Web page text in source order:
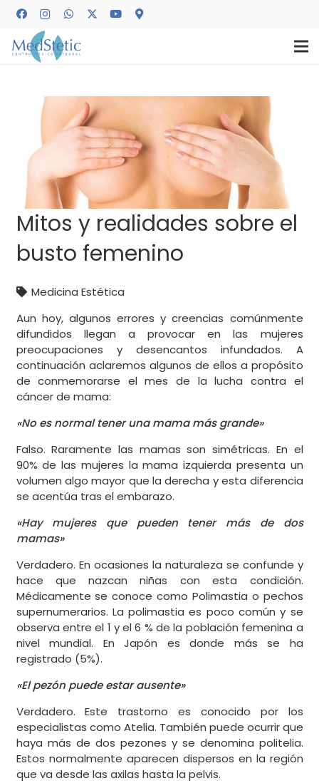
Mitos y realidades sobre el
busto femenino
Medicina Estética
Aun hoy, algunos errores y creencias comúnmente
difundidos llegan a provocar en las mujeres
preocupaciones y desencantos infundados. A
continuación aclaremos algunos de ellos a propósito
de conmemorarse el mes de la lucha contra el
cáncer de mama:
«No es normal tener una mama más grande»
Falso. Raramente las mamas son simétricas. En el
90% de las mujeres la mama izquierda presenta un
volumen algo mayor que la derecha y esta diferencia
se acentúa tras el embarazo.
«Hay mujeres que pueden tener más de dos
mamas»
Verdadero. En ocasiones la naturaleza se confunde y
hace que nazcan niñas con esta condición.
Médicamente se conoce como Polimastia o pechos
supernumerarios. La polimastia es poco común y se
observa entre el 1 y el 6 % de la población femenina a
nivel mundial. En Japón es donde más se ha
registrado (5%).
«El pezón puede estar ausente»
Verdadero. Este trastorno es conocido por los
especialistas como Atelia. También puede ocurrir que
haya más de dos pezones y se denomina politelia.
Estos normalmente aparecen dispersos en la región
que va desde las axilas hasta la pelvis.